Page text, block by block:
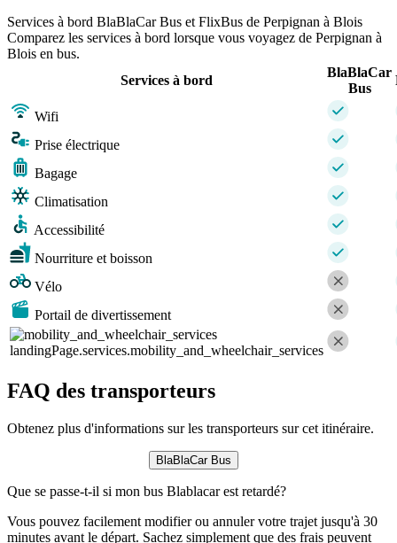
Services à bord BlaBlaCar Bus et FlixBus de Perpignan à Blois
Comparez les services à bord lorsque vous voyagez de Perpignan à
Blois en bus.
Services à bord
BlaBlaCar
Bus
Wifi
Prise électrique
Bagage
Climatisation
Accessibilité
Nourriture et boisson
Vélo
Portail de divertissement
landingPage.services.mobility_and_wheelchair_services
FAQ des transporteurs
Obtenez plus d'informations sur les transporteurs sur cet itinéraire.
BlaBlaCar Bus
Que se passe-t-il si mon bus Blablacar est retardé?
Vous pouvez facilement modifier ou annuler votre trajet jusqu'à 30
minutes avant le départ. Sachez simplement que des frais peuvent